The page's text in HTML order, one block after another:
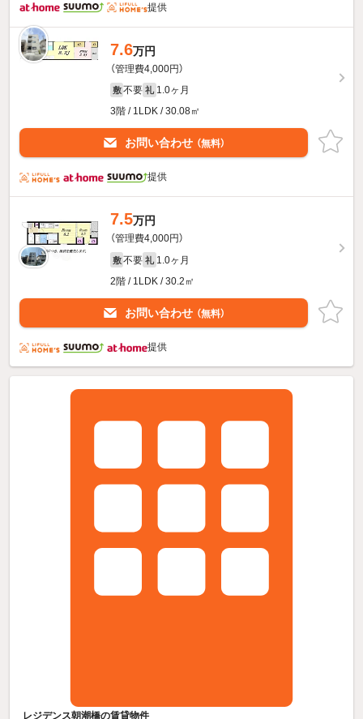
提供
7.6万円
（管理費4,000円）
敷 不要 礼 1.0ヶ月
3階 / 1LDK / 30.08㎡
お問い合わせ （無料）
提供
7.5万円
（管理費4,000円）
敷 不要 礼 1.0ヶ月
2階 / 1LDK / 30.2㎡
お問い合わせ （無料）
提供
レジデンス朝潮橋の賃貸物件